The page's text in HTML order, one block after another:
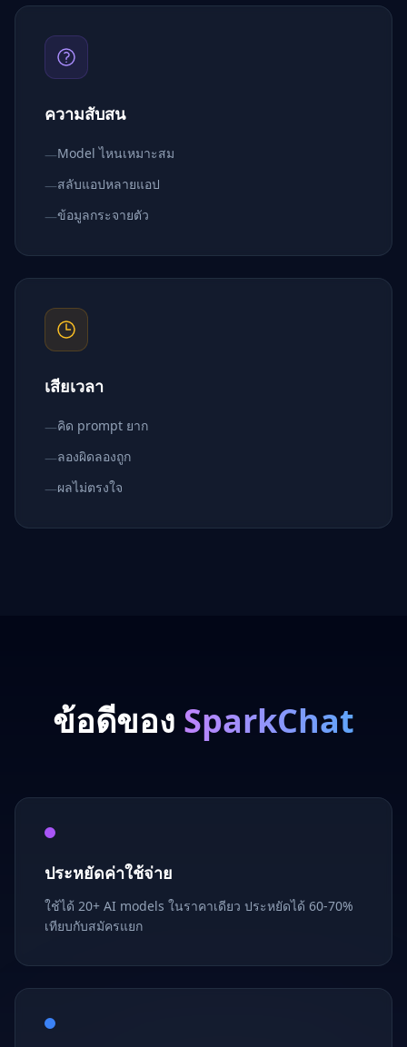
ความสับสน
—Model ไหนเหมาะสม
—สลับแอปหลายแอป
—ข้อมูลกระจายตัว
เสียเวลา
—คิด prompt ยาก
—ลองผิดลองถูก
—ผลไม่ตรงใจ
ข้อดีของ SparkChat
ประหยัดค่าใช้จ่าย
ใช้ได้ 20+ AI models ในราคาเดียว ประหยัดได้ 60-70%
เทียบกับสมัครแยก